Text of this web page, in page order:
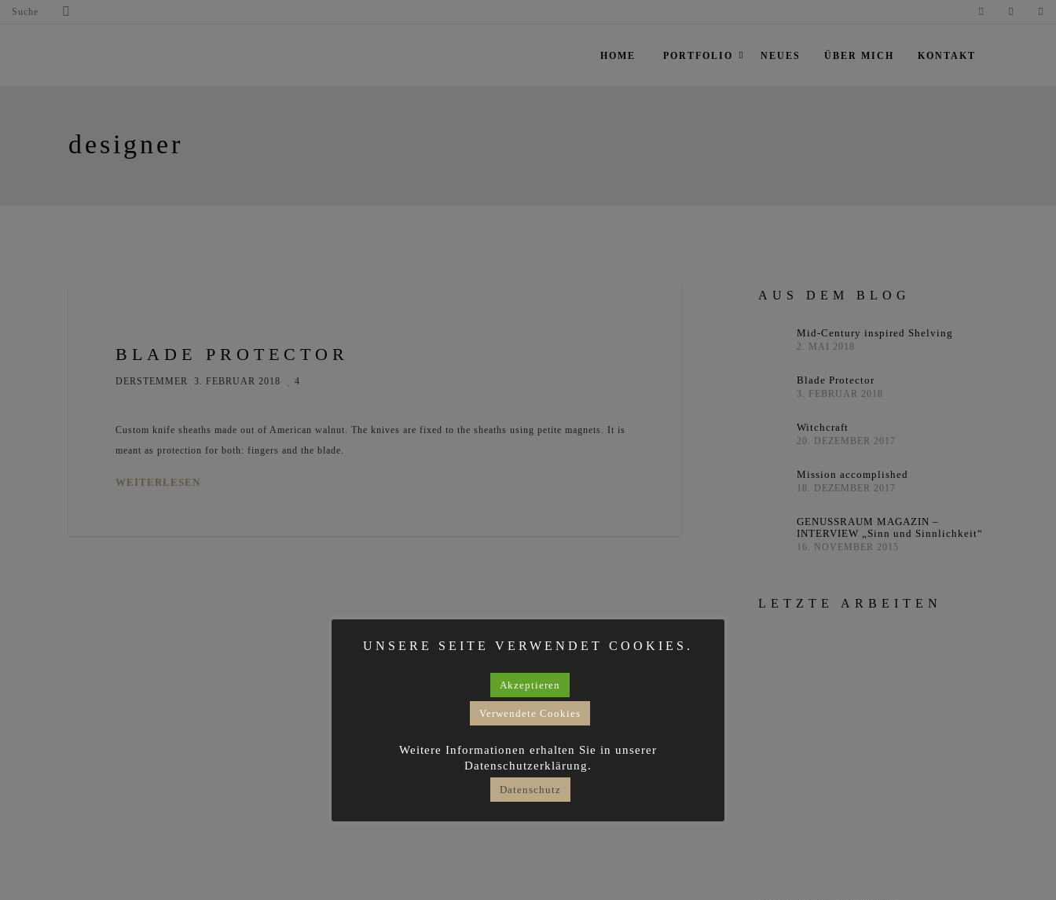
Suche
HOME PORTFOLIO NEUES ÜBER MICH KONTAKT
designer
BLADE PROTECTOR
DERSTEMMER 3. FEBRUAR 2018 4
Custom knife sheaths made out of American walnut. The knives are fixed to the sheaths using petite magnets. It is
meant as protection for both: fingers and the blade.
WEITERLESEN
AUS DEM BLOG
Mid-Century inspired Shelving
2. MAI 2018
Blade Protector
3. FEBRUAR 2018
Witchcraft
20. DEZEMBER 2017
Mission accomplished
18. DEZEMBER 2017
GENUSSRAUM MAGAZIN –
INTERVIEW „Sinn und Sinnlichkeit“
16. NOVEMBER 2015
LETZTE ARBEITEN
UNSERE SEITE VERWENDET COOKIES.
Akzeptieren
Verwendete Cookies
Weitere Informationen erhalten Sie in unserer
Datenschutzerklärung.
Datenschutz